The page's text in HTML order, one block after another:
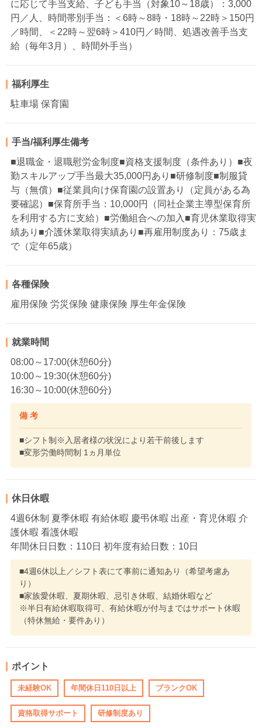
に応じて手当支給、子ども手当（対象10～18歳）：3,000
円／人、時間帯別手当：＜6時～8時・18時～22時＞150円
／時間、＜22時～翌6時＞410円／時間、処遇改善手当支
給（毎年3月）、時間外手当）
福利厚生
駐車場 保育園
手当/福利厚生備考
■退職金・退職慰労金制度■資格支援制度（条件あり）■夜
勤スキルアップ手当最大35,000円あり■研修制度■制服貸
与（無償）■従業員向け保育園の設置あり（定員がある為
要確認）■保育所手当：10,000円（同社企業主導型保育所
を利用する方に支給）■労働組合への加入■育児休業取得実
績あり■介護休業取得実績あり■再雇用制度あり：75歳ま
で（定年65歳）
各種保険
雇用保険 労災保険 健康保険 厚生年金保険
就業時間
08:00～17:00(休憩60分)
10:00～19:30(休憩60分)
16:30～10:00(休憩60分)
備 考
■シフト制※入居者様の状況により若干前後します
■変形労働時間制 1ヵ月単位
休日休暇
4週6休制 夏季休暇 有給休暇 慶弔休暇 出産・育児休暇 介
護休暇 看護休暇
年間休日日数：110日 初年度有給日数：10日
■4週6休以上／シフト表にて事前に通知あり（希望考慮あ
り）
■家族愛休暇、夏期休暇、忌引き休暇、結婚休暇など
※半日有給休暇取得可、有給休暇が付与まではサポート休暇
（特休無給・要件あり）
ポイント
未経験OK 年間休日110日以上 ブランクOK
資格取得サポート 研修制度あり